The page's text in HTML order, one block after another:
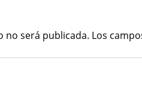
no será publicada. Los